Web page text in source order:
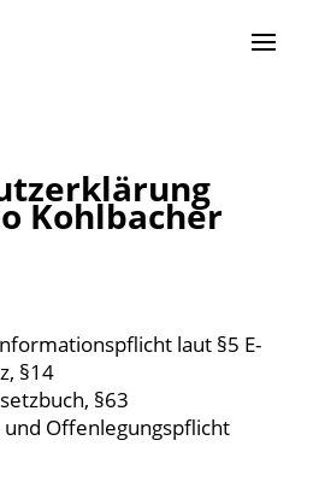
Kohlbacher
laut §5 E-
§14
§63
Offenlegungspflicht